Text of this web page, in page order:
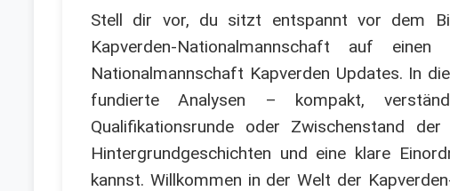
Stell dir vor, du sitzt entspannt vor dem
Kapverden-Nationalmannschaft auf
Nationalmannschaft Kapverden Updates. In
fundierte Analysen – kompakt,
Qualifikationsrunde oder Zwischenstand
Hintergrundgeschichten und eine klare
kannst. Willkommen in der Welt der